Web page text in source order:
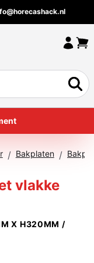
/ Bakplaten /
vlakke
X H320MM /